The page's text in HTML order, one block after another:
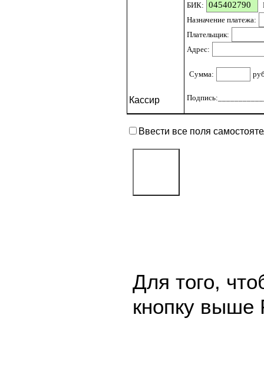
Кассир
БИК:
Назначение платежа:
Плательщик:
Адрес:
Сумма:
Ввести все поля
Для того,
кнопку выше